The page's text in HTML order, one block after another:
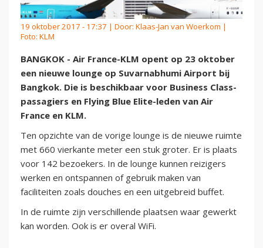
19 oktober 2017 - 17:37 | Door: Klaas-Jan van Woerkom |
Foto: KLM
BANGKOK - Air France-KLM opent op 23 oktober
een nieuwe lounge op Suvarnabhumi Airport bij
Bangkok. Die is beschikbaar voor Business Class-
passagiers en Flying Blue Elite-leden van Air
France en KLM.
Ten opzichte van de vorige lounge is de nieuwe ruimte
met 660 vierkante meter een stuk groter. Er is plaats
voor 142 bezoekers. In de lounge kunnen reizigers
werken en ontspannen of gebruik maken van
faciliteiten zoals douches en een uitgebreid buffet.
In de ruimte zijn verschillende plaatsen waar gewerkt
kan worden. Ook is er overal WiFi.